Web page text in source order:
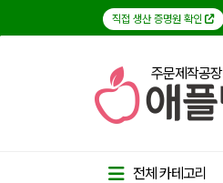
직접 생산 증명원 확인
주문제작공장
전체 카테고리